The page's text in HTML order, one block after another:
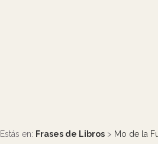
Estás en: Frases de Libros > Mo de la